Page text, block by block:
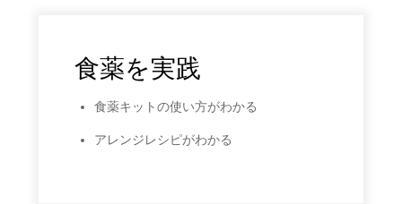
食薬を実践
食薬キットの使い方がわかる
アレンジレシピがわかる